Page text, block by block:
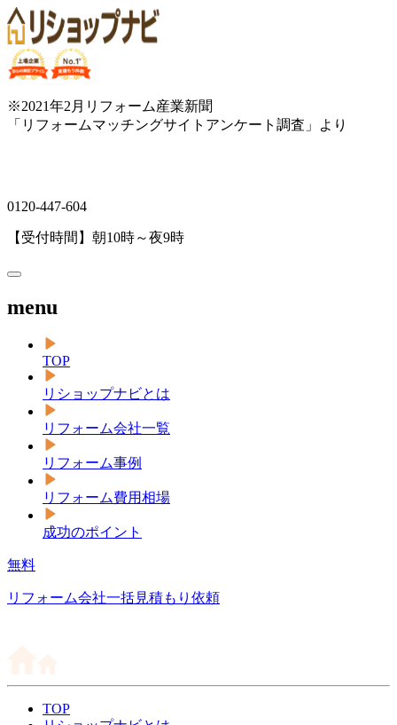
※2021年2月リフォーム産業新聞
「リフォームマッチングサイトアンケート調査」より
0120-447-604
【受付時間】朝10時～夜9時
menu
TOP
リショップナビとは
リフォーム会社一覧
リフォーム事例
リフォーム費用相場
成功のポイント
無料
リフォーム会社一括見積もり依頼
TOP